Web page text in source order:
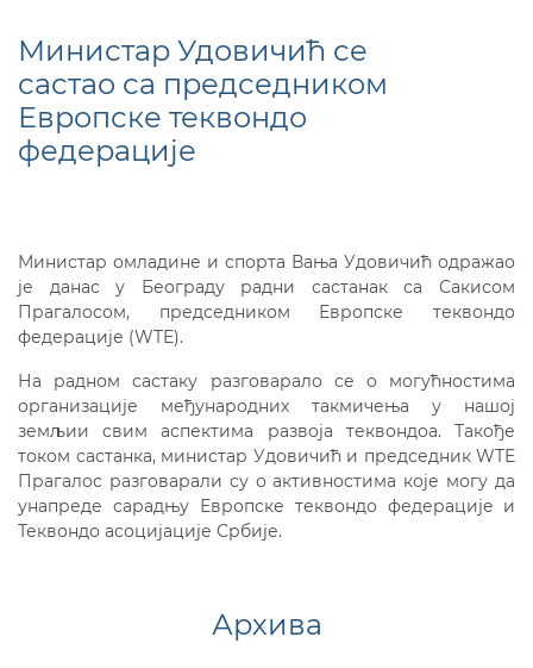
Министар Удовичић се
састао са председником
Европске теквондо
федерације
Министар омладине и спорта Вања Удовичић одражао
је данас у Београду радни састанак са Сакисом
Прагалосом, председником Европске теквондо
федерације (WTE).
На радном састаку разговарало се о могућностима
организације међународних такмичења у нашој
земљии свим аспектима развоја теквондоа. Такође
током састанка, министар Удовичић и председник WTE
Прагалос разговарали су о активностима које могу да
унапреде сарадњу Европске теквондо федерациje и
Теквондо асоцијације Србије.
Архива